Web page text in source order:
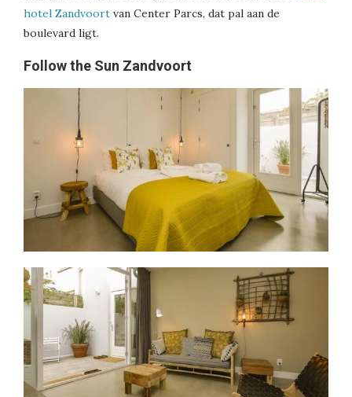
hotel Zandvoort van Center Parcs, dat pal aan de
boulevard ligt.
Follow the Sun Zandvoort